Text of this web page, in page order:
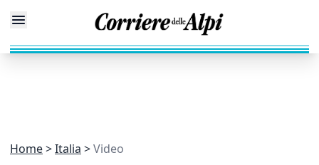
Home Italia Video